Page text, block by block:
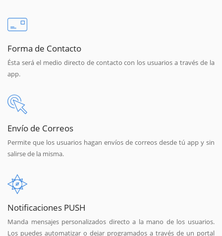
Forma de Contacto
Ésta será el medio directo de contacto con los usuarios a través de la
app.
Envío de Correos
Permite que los usuarios hagan envíos de correos desde tú app y sin
salirse de la misma.
Notificaciones PUSH
Manda mensajes personalizados directo a la mano de los usuarios.
Los puedes automatizar o dejar programados a través de un portal